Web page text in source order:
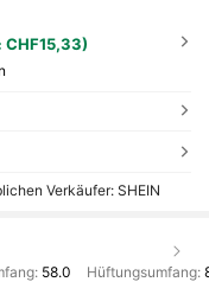
Verkäufer: SHEIN
58.0 Hüftungsumfang: